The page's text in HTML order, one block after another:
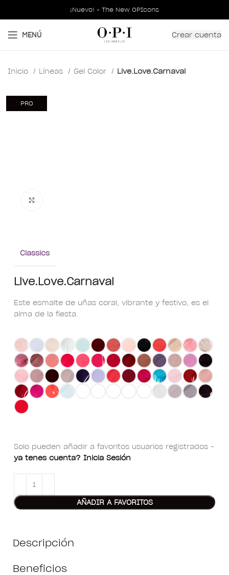
¡Nuevo! - The New OPIcons
MENÚ Crear cuenta
Inicio Líneas Gel Color Live.Love.Carnaval
PRO
Classics
Live.Love.Carnaval
Este esmalte de uñas coral, vibrante y festivo, es el
alma de la fiesta.
Solo pueden añadir a favoritos usuarios registrados -
ya tenes cuenta? Inicia Sesión
AÑADIR A FAVORITOS
Descripción
Beneficios